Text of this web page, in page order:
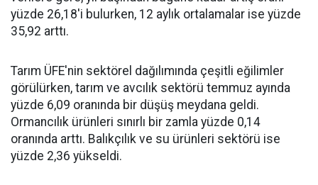
yüzde 26,18'i bulurken, 12 aylık ortalamalar ise yüzde
35,92 arttı.
Tarım ÜFE'nin sektörel dağılımında çeşitli eğilimler
görülürken, tarım ve avcılık sektörü temmuz ayında
yüzde 6,09 oranında bir düşüş meydana geldi.
Ormancılık ürünleri sınırlı bir zamla yüzde 0,14
oranında arttı. Balıkçılık ve su ürünleri sektörü ise
yüzde 2,36 yükseldi.